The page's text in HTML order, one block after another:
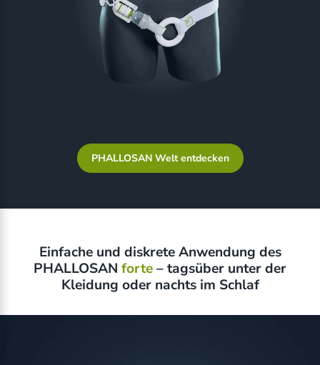
PHALLOSAN Welt entdecken
Einfache und diskrete Anwendung des
PHALLOSAN forte– tagsüber unter der
Kleidung oder nachts im Schlaf